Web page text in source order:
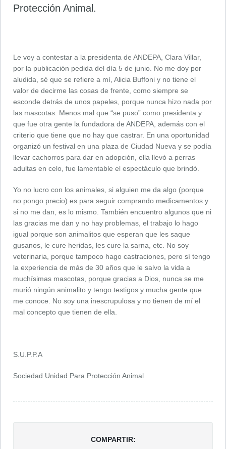
Protección Animal.
Le voy a contestar a la presidenta de ANDEPA, Clara Villar,
por la publicación pedida del día 5 de junio. No me doy por
aludida, sé que se refiere a mí, Alicia Buffoni y no tiene el
valor de decirme las cosas de frente, como siempre se
esconde detrás de unos papeles, porque nunca hizo nada por
las mascotas. Menos mal que “se puso” como presidenta y
que fue otra gente la fundadora de ANDEPA, además con el
criterio que tiene que no hay que castrar. En una oportunidad
organizó un festival en una plaza de Ciudad Nueva y se podía
llevar cachorros para dar en adopción, ella llevó a perras
adultas en celo, fue lamentable el espectáculo que brindó.
Yo no lucro con los animales, si alguien me da algo (porque
no pongo precio) es para seguir comprando medicamentos y
si no me dan, es lo mismo. También encuentro algunos que ni
las gracias me dan y no hay problemas, el trabajo lo hago
igual porque son animalitos que esperan que les saque
gusanos, le cure heridas, les cure la sarna, etc. No soy
veterinaria, porque tampoco hago castraciones, pero sí tengo
la experiencia de más de 30 años que le salvo la vida a
muchísimas mascotas, porque gracias a Dios, nunca se me
murió ningún animalito y tengo testigos y mucha gente que
me conoce. No soy una inescrupulosa y no tienen de mí el
mal concepto que tienen de ella.
S.U.P.P.A
Sociedad Unidad Para Protección Animal
COMPARTIR: